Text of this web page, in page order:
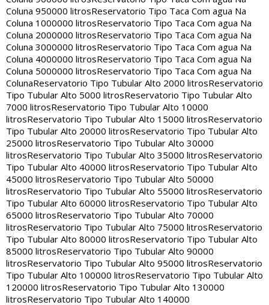
Coluna 950000 litrosReservatorio Tipo Taca Com agua Na
Coluna 1000000 litrosReservatorio Tipo Taca Com agua Na
Coluna 2000000 litrosReservatorio Tipo Taca Com agua Na
Coluna 3000000 litrosReservatorio Tipo Taca Com agua Na
Coluna 4000000 litrosReservatorio Tipo Taca Com agua Na
Coluna 5000000 litrosReservatorio Tipo Taca Com agua Na
ColunaReservatorio Tipo Tubular Alto 2000 litrosReservatorio
Tipo Tubular Alto 5000 litrosReservatorio Tipo Tubular Alto
7000 litrosReservatorio Tipo Tubular Alto 10000
litrosReservatorio Tipo Tubular Alto 15000 litrosReservatorio
Tipo Tubular Alto 20000 litrosReservatorio Tipo Tubular Alto
25000 litrosReservatorio Tipo Tubular Alto 30000
litrosReservatorio Tipo Tubular Alto 35000 litrosReservatorio
Tipo Tubular Alto 40000 litrosReservatorio Tipo Tubular Alto
45000 litrosReservatorio Tipo Tubular Alto 50000
litrosReservatorio Tipo Tubular Alto 55000 litrosReservatorio
Tipo Tubular Alto 60000 litrosReservatorio Tipo Tubular Alto
65000 litrosReservatorio Tipo Tubular Alto 70000
litrosReservatorio Tipo Tubular Alto 75000 litrosReservatorio
Tipo Tubular Alto 80000 litrosReservatorio Tipo Tubular Alto
85000 litrosReservatorio Tipo Tubular Alto 90000
litrosReservatorio Tipo Tubular Alto 95000 litrosReservatorio
Tipo Tubular Alto 100000 litrosReservatorio Tipo Tubular Alto
120000 litrosReservatorio Tipo Tubular Alto 130000
litrosReservatorio Tipo Tubular Alto 140000